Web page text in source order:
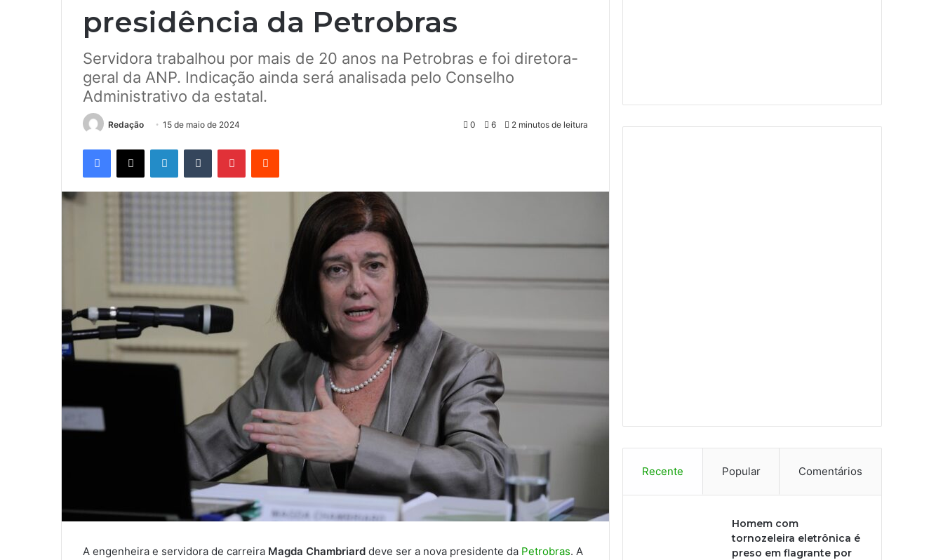
presidência da Petrobras
Servidora trabalhou por mais de 20 anos na Petrobras e foi diretora-
geral da ANP. Indicação ainda será analisada pelo Conselho
Administrativo da estatal.
Redação 15 de maio de 2024 0 6 2 minutos de leitura
Facebook
X LinkedinTumblr PinterestReddit
A engenheira e servidora de carreira Magda Chambriard deve ser a nova presidente da Petrobras. A
Recente Popular Comentários
Homem com
tornozeleira eletrônica é
preso em flagrante por